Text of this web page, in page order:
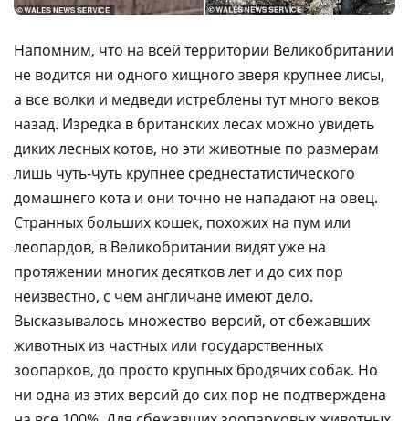
Напомним, что на всей территории Великобритании
не водится ни одного хищного зверя крупнее лисы,
а все волки и медведи истреблены тут много веков
назад. Изредка в британских лесах можно увидеть
диких лесных котов, но эти животные по размерам
лишь чуть-чуть крупнее среднестатистического
домашнего кота и они точно не нападают на овец.
Странных больших кошек, похожих на пум или
леопардов, в Великобритании видят уже на
протяжении многих десятков лет и до сих пор
неизвестно, с чем англичане имеют дело.
Высказывалось множество версий, от сбежавших
животных из частных или государственных
зоопарков, до просто крупных бродячих собак. Но
ни одна из этих версий до сих пор не подтверждена